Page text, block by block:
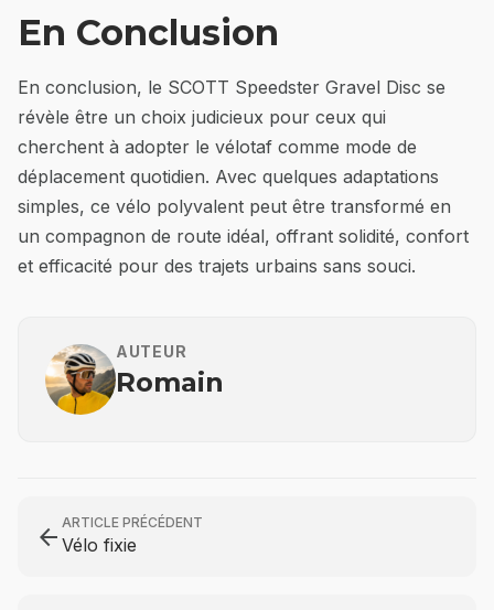
En Conclusion
En conclusion, le SCOTT Speedster Gravel Disc se
révèle être un choix judicieux pour ceux qui
cherchent à adopter le vélotaf comme mode de
déplacement quotidien. Avec quelques adaptations
simples, ce vélo polyvalent peut être transformé en
un compagnon de route idéal, offrant solidité, confort
et efficacité pour des trajets urbains sans souci.
AUTEUR
Romain
arrow_back ARTICLE PRÉCÉDENT
Vélo fixie